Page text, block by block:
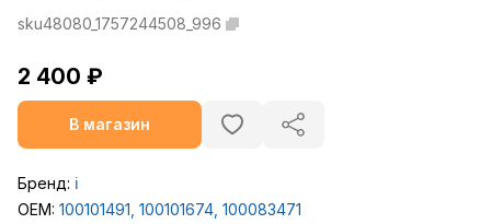
sku48080_1757244508_996
2 400 ₽
В магазин
Бренд: ℹ️
OEM: 100101491, 100101674, 100083471